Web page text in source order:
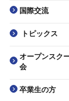
国際交流
トピックス
オープンスク
会
卒業生の方